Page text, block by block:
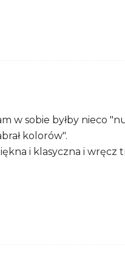
w sobie byłby nieco
kolorów".
i klasyczna i wręcz